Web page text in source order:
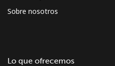
Sobre nosotros
Lo que ofrecemos